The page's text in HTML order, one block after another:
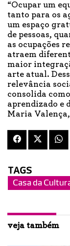
“Ocupar um
tanto para os
um espaço
de pessoas,
as ocupações
atraem
maior
arte atual.
relevância
consolida
aprendizado e
Maria
TAGS
Casa da
veja também